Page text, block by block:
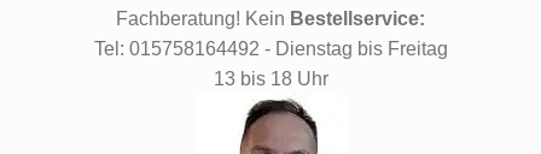
Fachberatung! Kein Bestellservice:
Tel: 015758164492 - Dienstag bis Freitag
13 bis 18 Uhr